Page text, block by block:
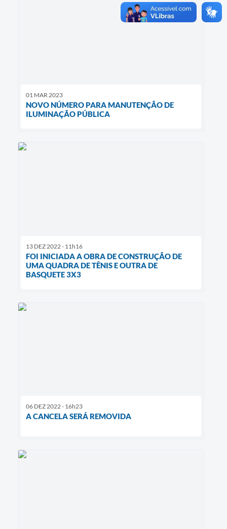
01 MAR 2023
NOVO NÚMERO PARA MANUTENÇÃO DE
ILUMINAÇÃO PÚBLICA
13 DEZ 2022 - 11h16
FOI INICIADA A OBRA DE CONSTRUÇÃO DE
UMA QUADRA DE TÊNIS E OUTRA DE
BASQUETE 3X3
06 DEZ 2022 - 16h23
A CANCELA SERÁ REMOVIDA